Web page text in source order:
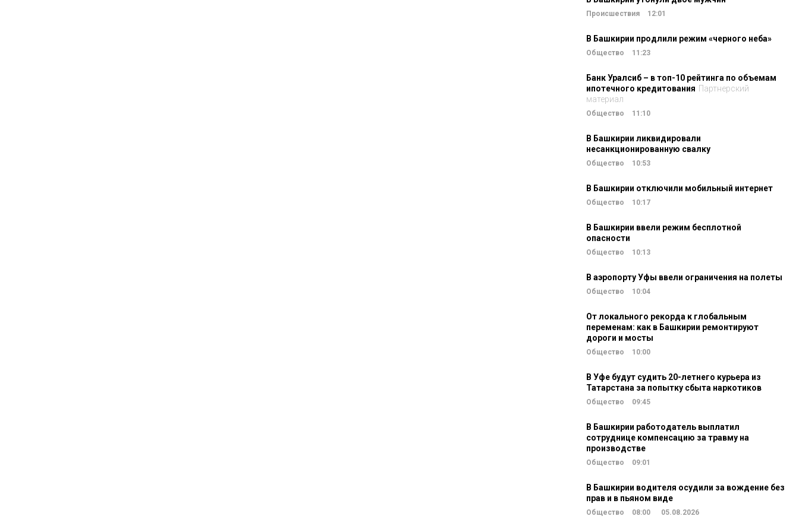
Происшествия 12:01
В Башкирии продлили режим «черного неба»
Общество 11:23
Банк Уралсиб – в топ-10 рейтинга по объемам
ипотечного кредитования Партнерский
материал
Общество 11:10
В Башкирии ликвидировали
несанкционированную свалку
Общество 10:53
В Башкирии отключили мобильный интернет
Общество 10:17
В Башкирии ввели режим бесплотной
опасности
Общество 10:13
В аэропорту Уфы ввели ограничения на полеты
Общество 10:04
От локального рекорда к глобальным
переменам: как в Башкирии ремонтируют
дороги и мосты
Общество 10:00
В Уфе будут судить 20-летнего курьера из
Татарстана за попытку сбыта наркотиков
Общество 09:45
В Башкирии работодатель выплатил
сотруднице компенсацию за травму на
производстве
Общество 09:01
В Башкирии водителя осудили за вождение без
прав и в пьяном виде
Общество 08:00 05.08.2026